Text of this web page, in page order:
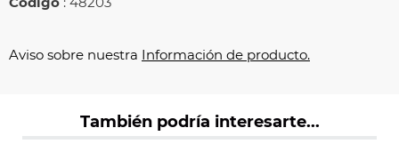
Aviso sobre nuestra Información de producto.
También podría interesarte...